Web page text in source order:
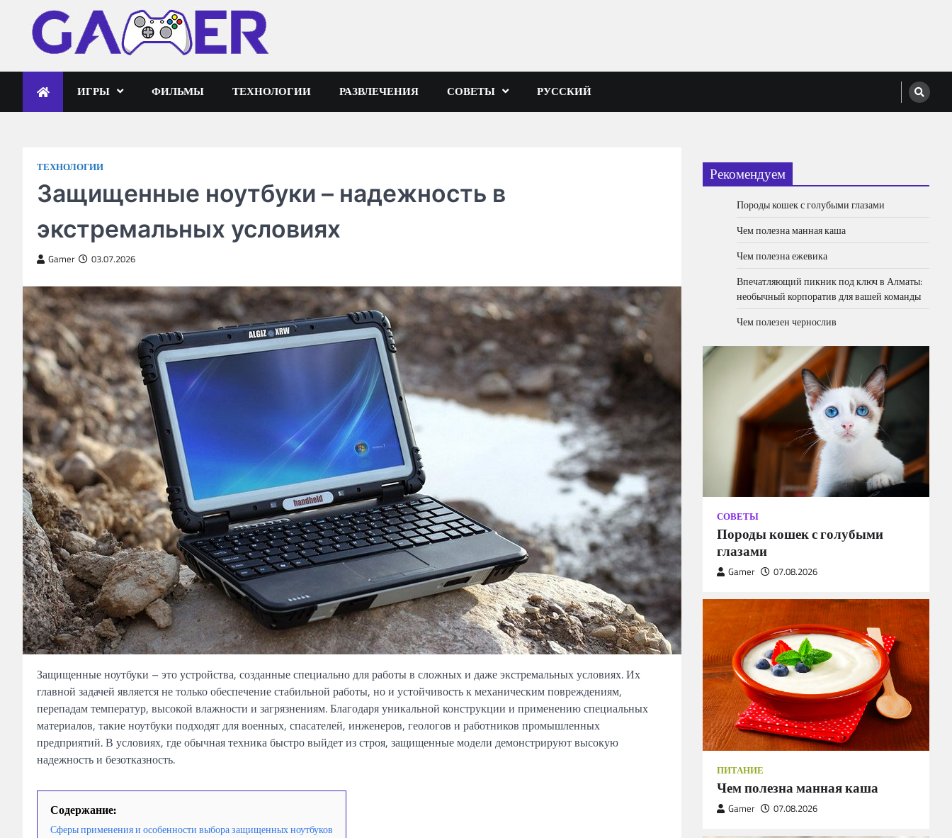
content
gameronline.biz
ИГРЫ ФИЛЬМЫ ТЕХНОЛОГИИ РАЗВЛЕЧЕНИЯ СОВЕТЫ РУССКИЙ
ТЕХНОЛОГИИ
Защищенные ноутбуки – надежность в
экстремальных условиях
Gamer 03.07.2026
Защищенные ноутбуки – это устройства, созданные специально для работы в сложных и даже экстремальных условиях. Их
главной задачей является не только обеспечение стабильной работы, но и устойчивость к механическим повреждениям,
перепадам температур, высокой влажности и загрязнениям. Благодаря уникальной конструкции и применению специальных
материалов, такие ноутбуки подходят для военных, спасателей, инженеров, геологов и работников промышленных
предприятий. В условиях, где обычная техника быстро выйдет из строя, защищенные модели демонстрируют высокую
надежность и безотказность.
Содержание:
Сферы применения и особенности выбора защищенных ноутбуков
Рекомендуем
Породы кошек с голубыми глазами
Чем полезна манная каша
Чем полезна ежевика
Впечатляющий пикник под ключ в Алматы:
необычный корпоратив для вашей команды
Чем полезен чернослив
СОВЕТЫ
Породы кошек с голубыми
глазами
Gamer 07.08.2026
ПИТАНИЕ
Чем полезна манная каша
Gamer 07.08.2026